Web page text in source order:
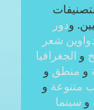
ودور
شعر
و الجغرافيا
و منطق و
متنوعة و
و سينما